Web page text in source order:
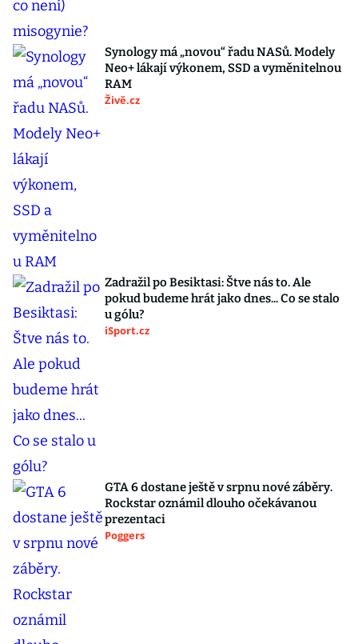
Synology má „novou“ řadu NASů. Modely
Neo+ lákají výkonem, SSD a vyměnitelnou
RAM
Živě.cz
Zadražil po Besiktasi: Štve nás to. Ale
pokud budeme hrát jako dnes... Co se stalo
u gólu?
iSport.cz
GTA 6 dostane ještě v srpnu nové záběry.
Rockstar oznámil dlouho očekávanou
prezentaci
Poggers